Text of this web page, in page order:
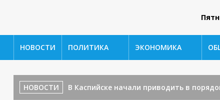
НОВОСТИ ПОЛИТИКА ЭКОНОМИКА
НОВОСТИ В Каспийске начали приводить в